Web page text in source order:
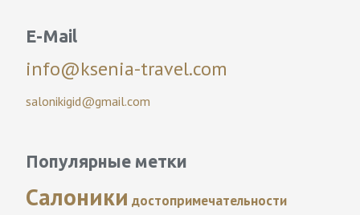
E-Mail
info@ksenia-travel.com
salonikigid@gmail.com
Популярные метки
Салоники достопримечательности